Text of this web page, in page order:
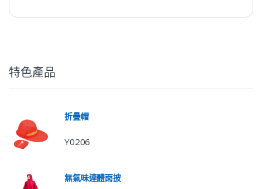
特色產品
折疊帽
Y0206
無氣味連體雨披